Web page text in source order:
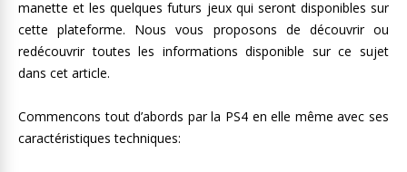
manette et les quelques futurs jeux qui seront disponibles sur
cette plateforme. Nous vous proposons de découvrir ou
redécouvrir toutes les informations disponible sur ce sujet
dans cet article.
Commencons tout d’abords par la PS4 en elle même avec ses
caractéristiques techniques: